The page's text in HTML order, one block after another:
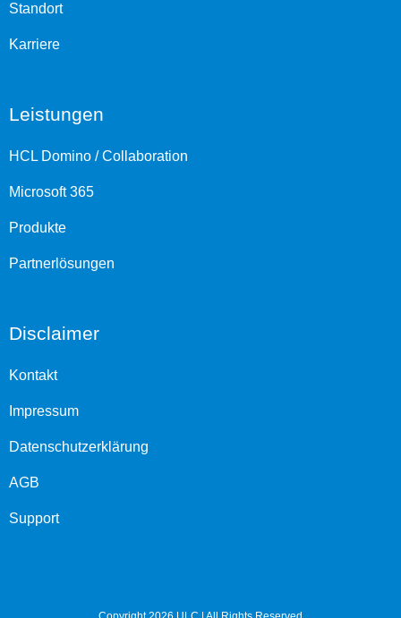
Standort
Karriere
Leistungen
HCL Domino / Collaboration
Microsoft 365
Produkte
Partnerlösungen
Disclaimer
Kontakt
Impressum
Datenschutzerklärung
AGB
Support